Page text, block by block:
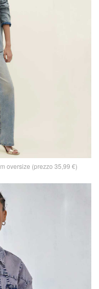
oversize (prezzo 35,99 €)